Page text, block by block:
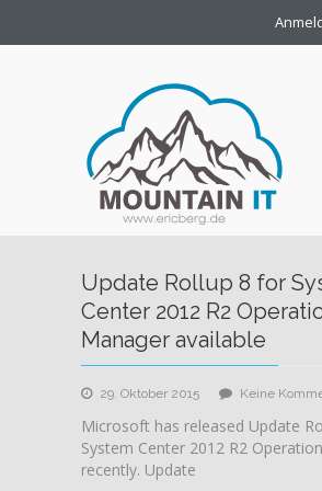
Update Rollup 8 for
Center 2012 R2
Manager available
29. Oktober 2015 Keine
Microsoft has released Update
System Center 2012 R2
recently. Update